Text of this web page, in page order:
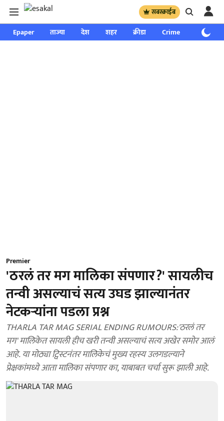
सबस्क्राईब
Epaper ताज्या देश शहर क्रीडा Crime साप्ताहिक
Premier
'ठरलं तर मग मालिका संपणार?' सायलीच
तन्वी असल्याचं सत्य उघड झाल्यानंतर
नेटकऱ्यांना पडला प्रश्न
THARLA TAR MAG SERIAL ENDING RUMOURS:'ठरलं तर
मग' मालिकेत सायली हीच खरी तन्वी असल्याचं सत्य अखेर समोर आलं
आहे. या मोठ्या ट्विस्टनंतर मालिकेचं मुख्य रहस्य उलगडल्याने
प्रेक्षकांमध्ये आता मालिका संपणार का, याबाबत चर्चा सुरू झाली आहे.